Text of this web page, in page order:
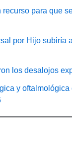
recurso para que
por Hijo subiría
los desalojos
y oftalmológica